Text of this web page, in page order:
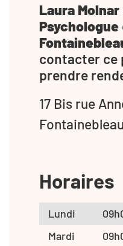
Laura Molnar
Psychologue
contacter ce
prendre
17 Bis rue
Fontainebleau
Horaires
Lundi
Mardi